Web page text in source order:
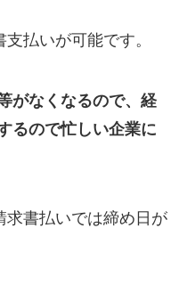
払いが可能です。
がなくなるので、経
るので忙しい企業に
求書払いでは締め日が